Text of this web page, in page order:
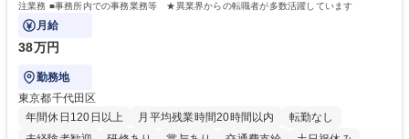
注業務 ■事務所内での事務業務等 ★異業界からの転職者が多数活躍しています
月給
38万円
勤務地
東京都千代田区
年間休日120日以上
月平均残業時間20時間以内
転勤なし